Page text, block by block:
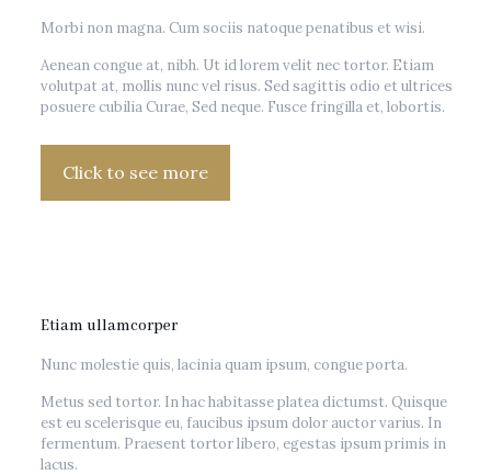
Morbi non magna. Cum sociis natoque penatibus et wisi.
Aenean congue at, nibh. Ut id lorem velit nec tortor. Etiam
volutpat at, mollis nunc vel risus. Sed sagittis odio et ultrices
posuere cubilia Curae, Sed neque. Fusce fringilla et, lobortis.
Click to see more
Etiam ullamcorper
Nunc molestie quis, lacinia quam ipsum, congue porta.
Metus sed tortor. In hac habitasse platea dictumst. Quisque
est eu scelerisque eu, faucibus ipsum dolor auctor varius. In
fermentum. Praesent tortor libero, egestas ipsum primis in
lacus.